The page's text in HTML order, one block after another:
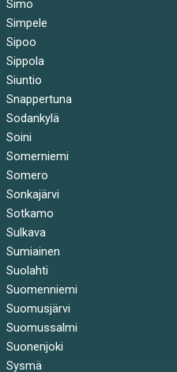
Simo
Simpele
Sipoo
Sippola
Siuntio
Snappertuna
Sodankylä
Soini
Somerniemi
Somero
Sonkajärvi
Sotkamo
Sulkava
Sumiainen
Suolahti
Suomenniemi
Suomusjärvi
Suomussalmi
Suonenjoki
Sysmä